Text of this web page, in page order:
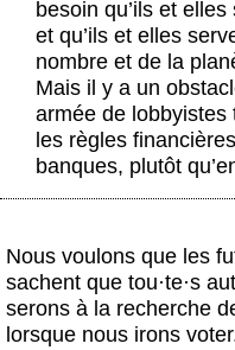
besoin qu’ils et
et qu’ils et elles
nombre et de la
Mais il y a un
armée de
les règles
banques, plutôt
Nous voulons que les
sachent que tou·te·s
serons à la recherche
lorsque nous irons